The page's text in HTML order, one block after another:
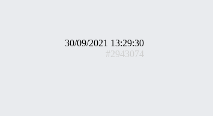
30/09/2021 13:29:30
#2943074